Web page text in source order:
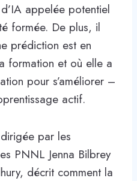
appelée potentiel
formée. De plus, il
prédiction est en
formation et où elle a
pour s’améliorer –
actif.
par les
PNNL Jenna Bilbrey
décrit comment la